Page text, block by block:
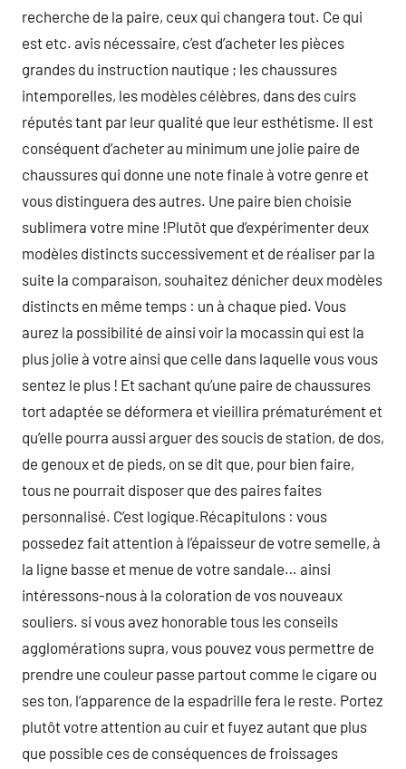
recherche de la paire, ceux qui changera tout. Ce qui
est etc. avis nécessaire, c’est d’acheter les pièces
grandes du instruction nautique ; les chaussures
intemporelles, les modèles célèbres, dans des cuirs
réputés tant par leur qualité que leur esthétisme. Il est
conséquent d’acheter au minimum une jolie paire de
chaussures qui donne une note finale à votre genre et
vous distinguera des autres. Une paire bien choisie
sublimera votre mine !Plutôt que d’expérimenter deux
modèles distincts successivement et de réaliser par la
suite la comparaison, souhaitez dénicher deux modèles
distincts en même temps : un à chaque pied. Vous
aurez la possibilité de ainsi voir la mocassin qui est la
plus jolie à votre ainsi que celle dans laquelle vous vous
sentez le plus ! Et sachant qu’une paire de chaussures
tort adaptée se déformera et vieillira prématurément et
qu’elle pourra aussi arguer des soucis de station, de dos,
de genoux et de pieds, on se dit que, pour bien faire,
tous ne pourrait disposer que des paires faites
personnalisé. C’est logique.Récapitulons : vous
possedez fait attention à l’épaisseur de votre semelle, à
la ligne basse et menue de votre sandale… ainsi
intéressons-nous à la coloration de vos nouveaux
souliers. si vous avez honorable tous les conseils
agglomérations supra, vous pouvez vous permettre de
prendre une couleur passe partout comme le cigare ou
ses ton, l’apparence de la espadrille fera le reste. Portez
plutôt votre attention au cuir et fuyez autant que plus
que possible ces de conséquences de froissages